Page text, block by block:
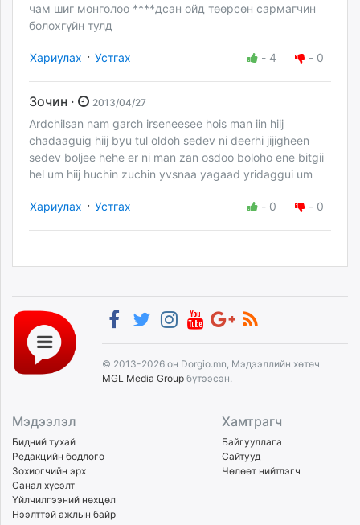
чам шиг монголоо ****дсан ойд төөрсөн сармагчин
болохгүйн тулд
Хариулах · Устгах - 4 - 0
Зочин · 2013/04/27
Ardchilsan nam garch irseneesee hois man iin hiij
chadaaguig hiij byu tul oldoh sedev ni deerhi jijigheen
sedev boljee hehe er ni man zan osdoo boloho ene bitgii
hel um hiij huchin zuchin yvsnaa yagaad yridaggui um
Хариулах · Устгах - 0 - 0
© 2013-2026 он Dorgio.mn, Мэдээллийн хөтөч
MGL Media Group бүтээсэн.
Мэдээлэл
Бидний тухай
Редакцийн бодлого
Зохиогчийн эрх
Санал хүсэлт
Үйлчилгээний нөхцөл
Нээлттэй ажлын байр
Хамтрагч
Байгууллага
Сайтууд
Чөлөөт нийтлэгч